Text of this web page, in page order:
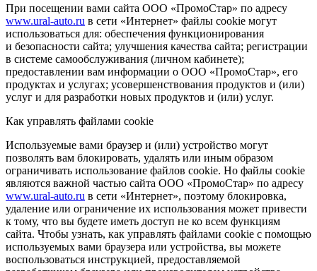
При посещении вами сайта ООО «ПромоСтар» по адресу
www.ural-auto.ru в сети «Интернет» файлы cookie могут
использоваться для: обеспечения функционирования
и безопасности сайта; улучшения качества сайта; регистрации
в системе самообслуживания (личном кабинете);
предоставлении вам информации о ООО «ПромоСтар», его
продуктах и услугах; усовершенствования продуктов и (или)
услуг и для разработки новых продуктов и (или) услуг.
Как управлять файлами cookie
Используемые вами браузер и (или) устройство могут
позволять вам блокировать, удалять или иным образом
ограничивать использование файлов cookie. Но файлы cookie
являются важной частью сайта ООО «ПромоСтар» по адресу
www.ural-auto.ru в сети «Интернет», поэтому блокировка,
удаление или ограничение их использования может привести
к тому, что вы будете иметь доступ не ко всем функциям
сайта. Чтобы узнать, как управлять файлами cookie с помощью
используемых вами браузера или устройства, вы можете
воспользоваться инструкцией, предоставляемой